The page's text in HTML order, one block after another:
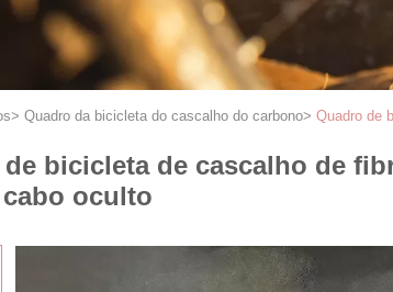
> Quadro da bicicleta do cascalho do carbono> Quadro de
bicicleta de cascalho de
oculto